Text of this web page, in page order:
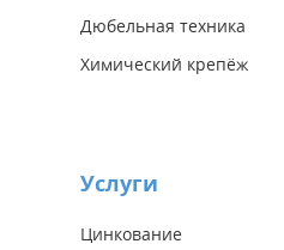
Дюбельная техника
Химический крепёж
Услуги
Цинкование